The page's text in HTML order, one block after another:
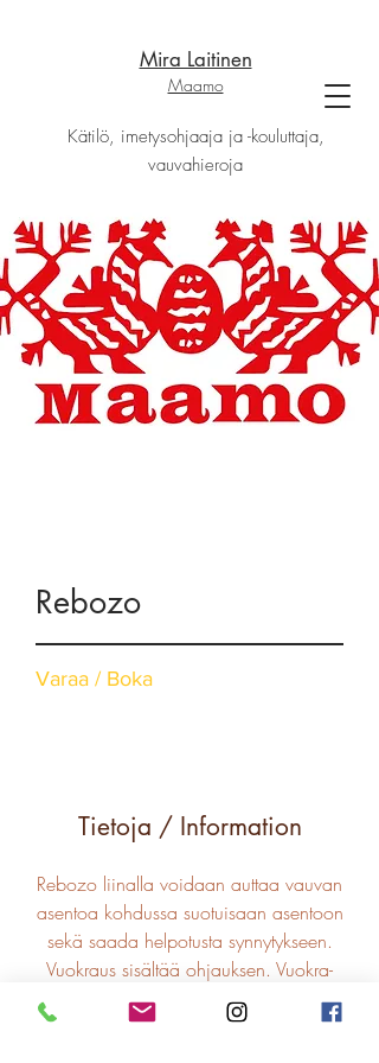
Mira Laitinen
Maamo
Kätilö, imetysohjaaja ja -kouluttaja,
vauvahieroja
Rebozo
Varaa / Boka
Tietoja / Information
Rebozo liinalla voidaan auttaa vauvan
asentoa kohdussa suotuisaan asentoon
sekä saada helpotusta synnytykseen.
Vuokraus sisältää ohjauksen. Vuokra-
aika 4 viikkoa.